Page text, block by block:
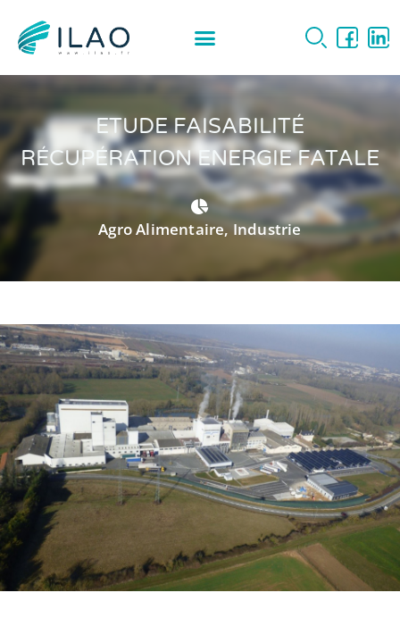
ETUDE FAISABILITÉ
RÉCUPÉRATION ENERGIE FATALE
Agro Alimentaire,Industrie